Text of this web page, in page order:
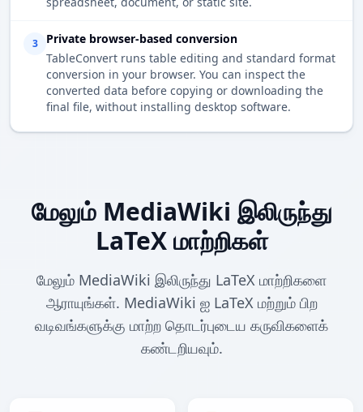
3
Private browser-based conversion
TableConvert runs table editing and standard format
conversion in your browser. You can inspect the
converted data before copying or downloading the
final file, without installing desktop software.
மேலும் MediaWiki இலிருந்து
LaTeX மாற்றிகள்
மேலும் MediaWiki இலிருந்து LaTeX மாற்றிகளை
ஆராயுங்கள். MediaWiki ஐ LaTeX மற்றும் பிற
வடிவங்களுக்கு மாற்ற தொடர்புடைய கருவிகளைக்
கண்டறியவும்.